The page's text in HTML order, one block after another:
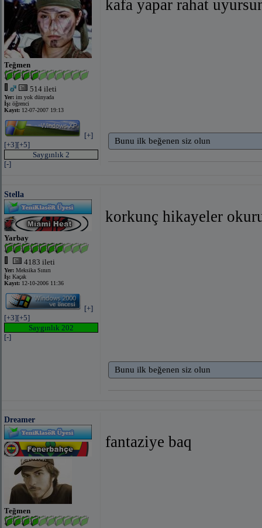
Teğmen
514 ileti
Yer: im yok dünyada
İş: öğrenci
Kayıt: 12-07-2007 19:13
[+]
[+3][+5]
Saygınlık 2
[-]
kafa yapar rahat
Bunu ilk beğenen siz olun
Stella
Yarbay
4183 ileti
Yer: Meksika Sınırı
İş: Kaçak
Kayıt: 12-10-2006 11:36
[+]
[+3][+5]
Saygınlık 202
[-]
korkunç hikayeler
Bunu ilk beğenen siz olun
Dreamer
Teğmen
fantaziye baq